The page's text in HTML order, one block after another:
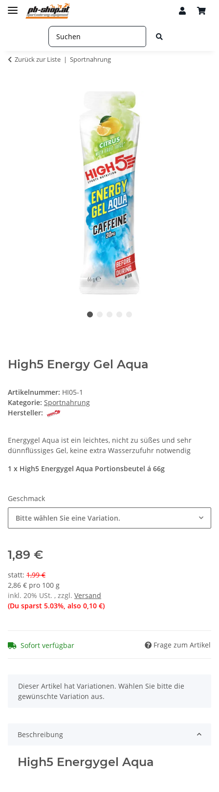
Zurück zur Liste Sportnahrung
High5 Energy Gel Aqua
Artikelnummer: HI05-1
Kategorie: Sportnahrung
Hersteller:
Energygel Aqua ist ein leichtes, nicht zu süßes und sehr
dünnflüssiges Gel, keine extra Wasserzufuhr notwendig
1 x High5 Energygel Aqua Portionsbeutel á 66g
Geschmack
Bitte wählen Sie eine Variation.
1,89 €
statt: 1,99 €
2,86 € pro 100 g
inkl. 20% USt. , zzgl. Versand
(Du sparst 5.03%, also 0,10 €)
Sofort verfügbar Frage zum Artikel
x
Dieser Artikel hat Variationen. Wählen Sie bitte die
gewünschte Variation aus.
Beschreibung
High5 Energygel Aqua